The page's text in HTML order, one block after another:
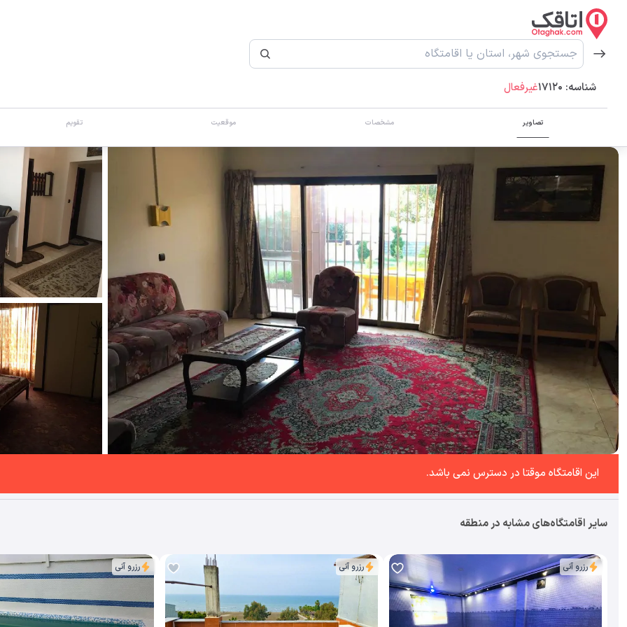
شناسه: 17120غیرفعال
تصاویر مشخصات موقعیت تقویم
این اقامتگاه موقتا در دسترس نمی باشد.
سایر اقامتگاه‌های مشابه در منطقه
رزرو آنی رزرو آنی رزرو آنی